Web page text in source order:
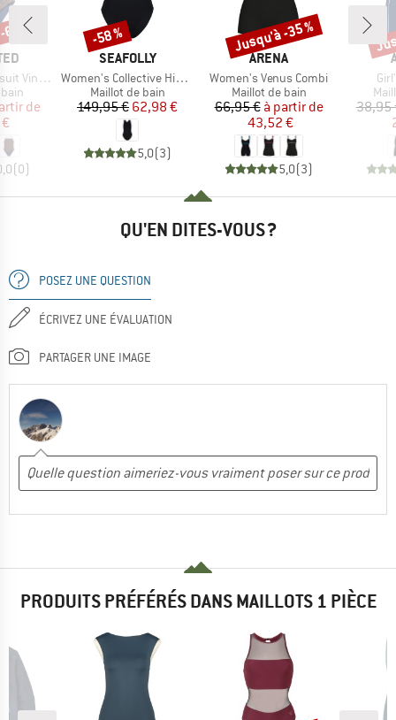
réduit
de
(0)
%
MARQUE
SEAFOLLY
Article
Women's Collective High Neck One Piece
Product group
Maillot de bain
Prix
149,95 €Prix réduit
62,98 €
5,0(3)
Remise
-58 %
MARQUE
ARENA
Article
Women's Venus Combi
Product group
Maillot de bain
Prix
66,95 € Prix réduit
à partir de
43,52 €
5,0(3)
Remise
Jusqu'à -35 %
38,95
QU'EN DITES-VOUS ?
POSEZ UNE QUESTION
ÉCRIVEZ UNE ÉVALUATION
PARTAGER UNE IMAGE
PRODUITS PRÉFÉRÉS DANS MAILLOTS 1 PIÈCE